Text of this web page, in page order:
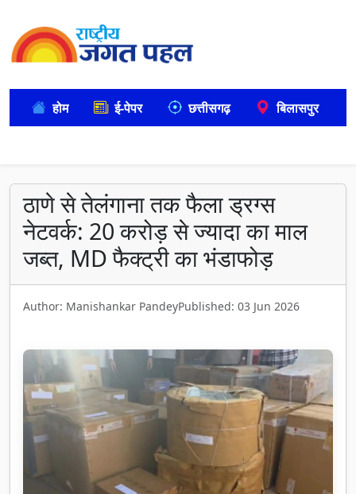
होम ई-पेपर छत्तीसगढ़ बिलासपुर
ठाणे से तेलंगाना तक फैला ड्रग्स
नेटवर्क: 20 करोड़ से ज्यादा का माल
जब्त, MD फैक्ट्री का भंडाफोड़
Author: Manishankar PandeyPublished: 03 Jun 2026